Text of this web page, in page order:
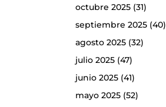
octubre 2025(31)
septiembre 2025(40)
agosto 2025(32)
julio 2025(47)
junio 2025(41)
mayo 2025(52)